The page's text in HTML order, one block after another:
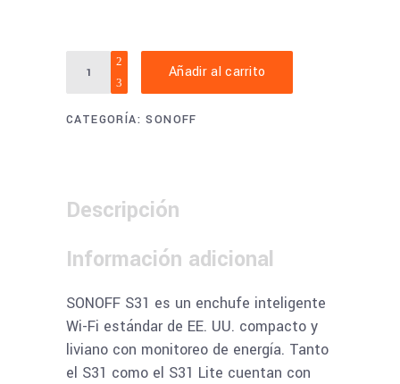
SONOFF
S31/S31
diseño
compacto
con
monitoreo
de
energía
estándar
de
Añadir al carrito
CATEGORÍA:SONOFF
Descripción
Información adicional
SONOFF S31 es un enchufe inteligente
Wi-Fi estándar de EE. UU. compacto y
liviano con monitoreo de energía. Tanto
el S31 como el S31 Lite cuentan con